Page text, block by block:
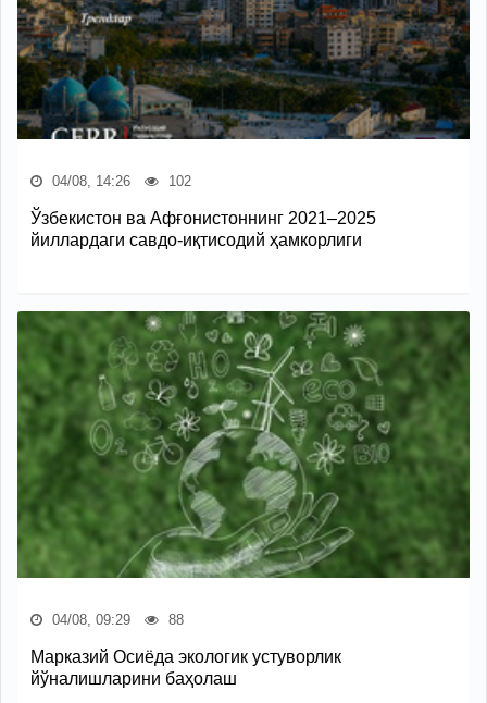
04/08, 14:26 102
Ўзбекистон ва Афғонистоннинг 2021–2025
йиллардаги савдо-иқтисодий ҳамкорлиги
04/08, 09:29 88
Марказий Осиёда экологик устуворлик
йўналишларини баҳолаш